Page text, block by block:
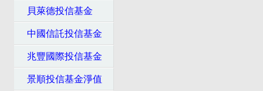
貝萊德投信基金
中國信託投信基金
兆豐國際投信基金
景順投信基金淨值